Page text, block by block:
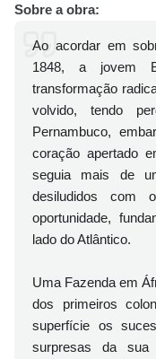
Sobre a obra:
Ao acordar em
1848, a jovem
transformação
volvido, tendo
Pernambuco,
coração apertado
seguia mais de
desiludidos com
oportunidade,
lado do Atlântico.
Uma Fazenda em
dos primeiros
superfície os
surpresas da sua